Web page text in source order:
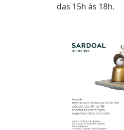
das 15h às 18h.